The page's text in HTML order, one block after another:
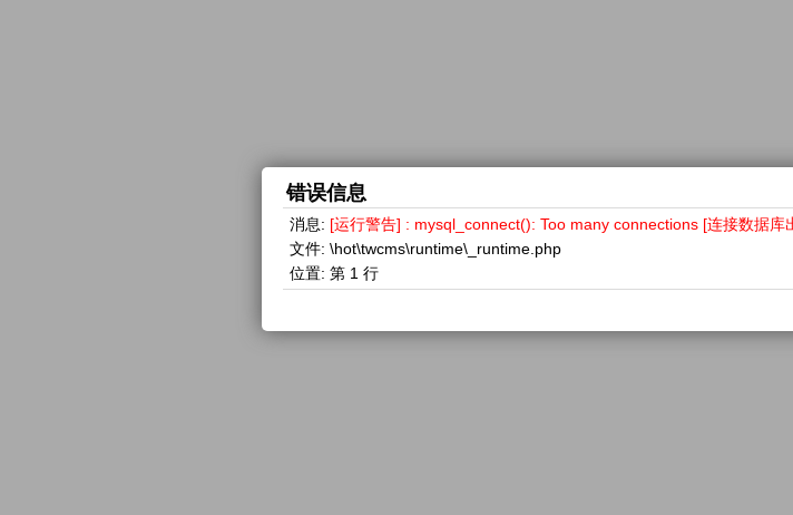
错误信息
消息: [运行警告] : mysql_connect(): Too many connections [连接数据库
文件: \hot\twcms\runtime\_runtime.php
位置: 第 1 行